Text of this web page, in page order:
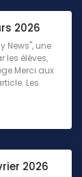
2026
News", une
les élèves,
aux
Les
2026